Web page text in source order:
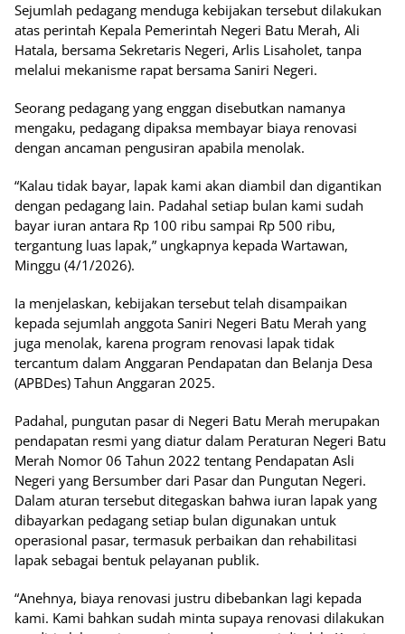
Sejumlah pedagang menduga kebijakan tersebut dilakukan
atas perintah Kepala Pemerintah Negeri Batu Merah, Ali
Hatala, bersama Sekretaris Negeri, Arlis Lisaholet, tanpa
melalui mekanisme rapat bersama Saniri Negeri.
Seorang pedagang yang enggan disebutkan namanya
mengaku, pedagang dipaksa membayar biaya renovasi
dengan ancaman pengusiran apabila menolak.
“Kalau tidak bayar, lapak kami akan diambil dan digantikan
dengan pedagang lain. Padahal setiap bulan kami sudah
bayar iuran antara Rp 100 ribu sampai Rp 500 ribu,
tergantung luas lapak,” ungkapnya kepada Wartawan,
Minggu (4/1/2026).
Ia menjelaskan, kebijakan tersebut telah disampaikan
kepada sejumlah anggota Saniri Negeri Batu Merah yang
juga menolak, karena program renovasi lapak tidak
tercantum dalam Anggaran Pendapatan dan Belanja Desa
(APBDes) Tahun Anggaran 2025.
Padahal, pungutan pasar di Negeri Batu Merah merupakan
pendapatan resmi yang diatur dalam Peraturan Negeri Batu
Merah Nomor 06 Tahun 2022 tentang Pendapatan Asli
Negeri yang Bersumber dari Pasar dan Pungutan Negeri.
Dalam aturan tersebut ditegaskan bahwa iuran lapak yang
dibayarkan pedagang setiap bulan digunakan untuk
operasional pasar, termasuk perbaikan dan rehabilitasi
lapak sebagai bentuk pelayanan publik.
“Anehnya, biaya renovasi justru dibebankan lagi kepada
kami. Kami bahkan sudah minta supaya renovasi dilakukan